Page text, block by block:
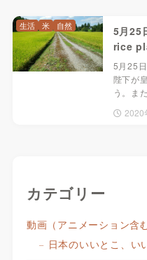
5月25
rice
5月25
陛下が
う。ま
2020
生活 米 自然
カテゴリー
動画（アニメーション含む
日本のいいとこ、い